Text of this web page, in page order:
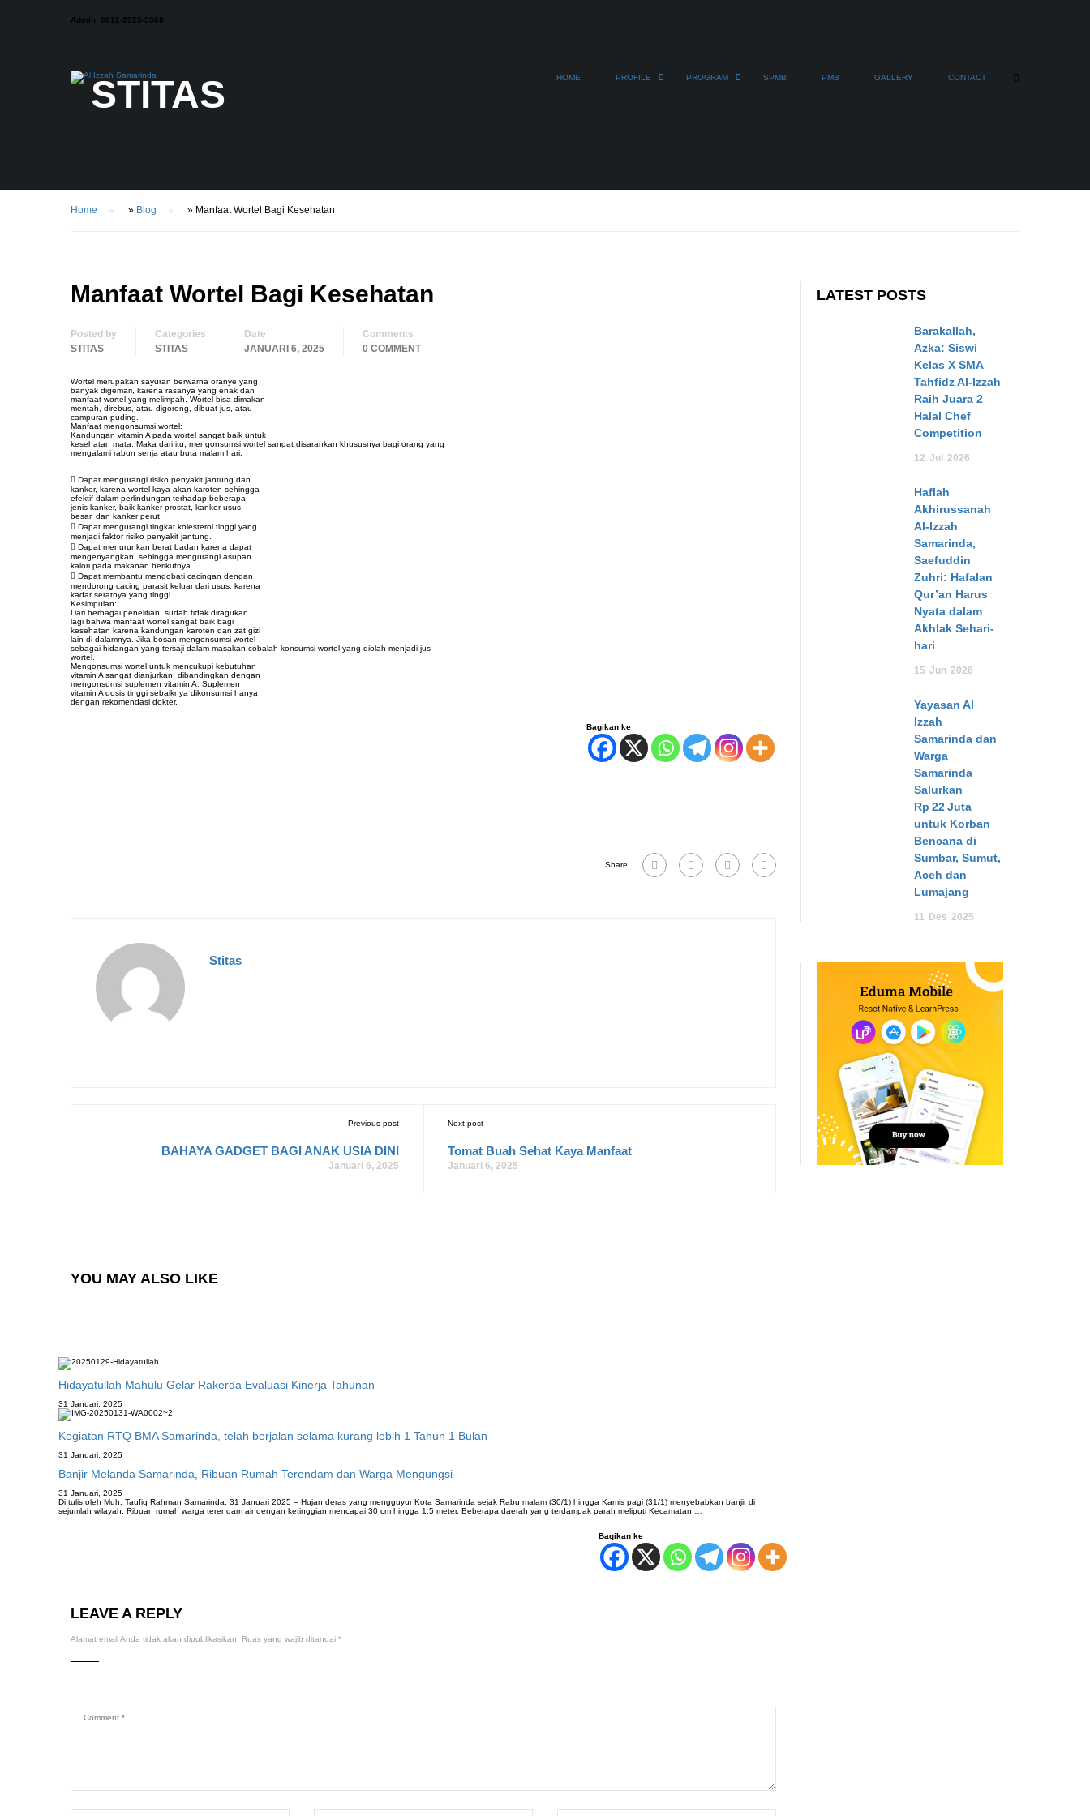
Admin: 0812-2525-5568
HOME PROFILE PROGRAM SPMB PMB GALLERY CONTACT
STITAS
Home » Blog » Manfaat Wortel Bagi Kesehatan
Manfaat Wortel Bagi Kesehatan
Posted by
STITAS
Categories
STITAS
Date
JANUARI 6, 2025
Comments
0 COMMENT
Wortel merupakan sayuran berwarna oranye yang
banyak digemari, karena rasanya yang enak dan
manfaat wortel yang melimpah. Wortel bisa dimakan
mentah, direbus, atau digoreng, dibuat jus, atau
campuran puding.
Manfaat mengonsumsi wortel:
Kandungan vitamin A pada wortel sangat baik untuk
kesehatan mata. Maka dari itu, mengonsumsi wortel sangat disarankan khususnya bagi orang yang
mengalami rabun senja atau buta malam hari.
 Dapat mengurangi risiko penyakit jantung dan
kanker, karena wortel kaya akan karoten sehingga
efektif dalam perlindungan terhadap beberapa
jenis kanker, baik kanker prostat, kanker usus
besar, dan kanker perut.
 Dapat mengurangi tingkat kolesterol tinggi yang
menjadi faktor risiko penyakit jantung.
 Dapat menurunkan berat badan karena dapat
mengenyangkan, sehingga mengurangi asupan
kalori pada makanan berikutnya.
 Dapat membantu mengobati cacingan dengan
mendorong cacing parasit keluar dari usus, karena
kadar seratnya yang tinggi.
Kesimpulan:
Dari berbagai penelitian, sudah tidak diragukan
lagi bahwa manfaat wortel sangat baik bagi
kesehatan karena kandungan karoten dan zat gizi
lain di dalamnya. Jika bosan mengonsumsi wortel
sebagai hidangan yang tersaji dalam masakan,cobalah konsumsi wortel yang diolah menjadi jus
wortel.
Mengonsumsi wortel untuk mencukupi kebutuhan
vitamin A sangat dianjurkan, dibandingkan dengan
mengonsumsi suplemen vitamin A. Suplemen
vitamin A dosis tinggi sebaiknya dikonsumsi hanya
dengan rekomendasi dokter.
Bagikan ke
Share:
Stitas
Previous post
BAHAYA GADGET BAGI ANAK USIA DINI
Januari 6, 2025
Next post
Tomat Buah Sehat Kaya Manfaat
Januari 6, 2025
YOU MAY ALSO LIKE
Hidayatullah Mahulu Gelar Rakerda Evaluasi Kinerja Tahunan
31 Januari, 2025
Kegiatan RTQ BMA Samarinda, telah berjalan selama kurang lebih 1 Tahun 1 Bulan
31 Januari, 2025
Banjir Melanda Samarinda, Ribuan Rumah Terendam dan Warga Mengungsi
31 Januari, 2025
Di tulis oleh Muh. Taufiq Rahman Samarinda, 31 Januari 2025 – Hujan deras yang mengguyur Kota Samarinda sejak Rabu malam (30/1) hingga Kamis pagi (31/1) menyebabkan banjir di
sejumlah wilayah. Ribuan rumah warga terendam air dengan ketinggian mencapai 30 cm hingga 1,5 meter. Beberapa daerah yang terdampak parah meliputi Kecamatan …
Bagikan ke
LEAVE A REPLY
Alamat email Anda tidak akan dipublikasikan. Ruas yang wajib ditandai *
LATEST POSTS
Barakallah,
Azka: Siswi
Kelas X SMA
Tahfidz Al-Izzah
Raih Juara 2
Halal Chef
Competition
12 Jul 2026
Haflah
Akhirussanah
Al-Izzah
Samarinda,
Saefuddin
Zuhri: Hafalan
Qur’an Harus
Nyata dalam
Akhlak Sehari-
hari
15 Jun 2026
Yayasan Al
Izzah
Samarinda dan
Warga
Samarinda
Salurkan
Rp 22 Juta
untuk Korban
Bencana di
Sumbar, Sumut,
Aceh dan
Lumajang
11 Des 2025